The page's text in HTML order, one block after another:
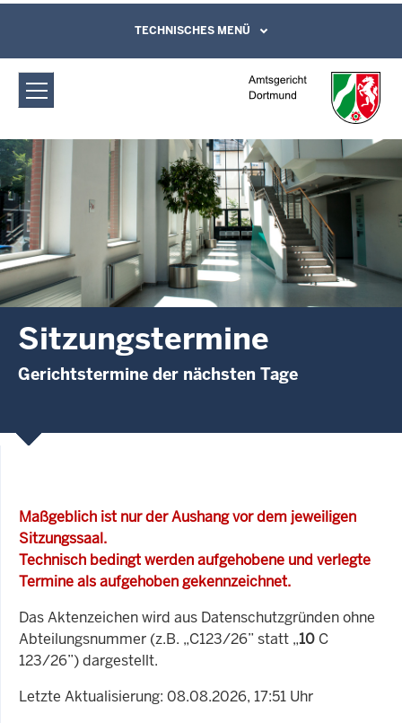
Amtsgericht Dortmund:
Sitzungstermine
Direkt zum Inhalt
Leichte Sprache, Gebärdensprachenvideo
und Kontaktformular
TECHNISCHES MENÜ
Sitzungstermine
Gerichtstermine der nächsten Tage
Maßgeblich ist nur der Aushang vor dem jeweiligen
Sitzungssaal.
Technisch bedingt werden aufgehobene und verlegte
Termine als aufgehoben gekennzeichnet.
Das Aktenzeichen wird aus Datenschutzgründen ohne
Abteilungsnummer (z.B. „C123/26” statt „10 C
123/26”) dargestellt.
Letzte Aktualisierung: 08.08.2026, 17:51 Uhr